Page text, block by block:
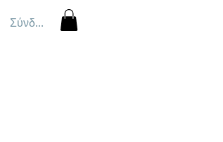
Σύνδεση